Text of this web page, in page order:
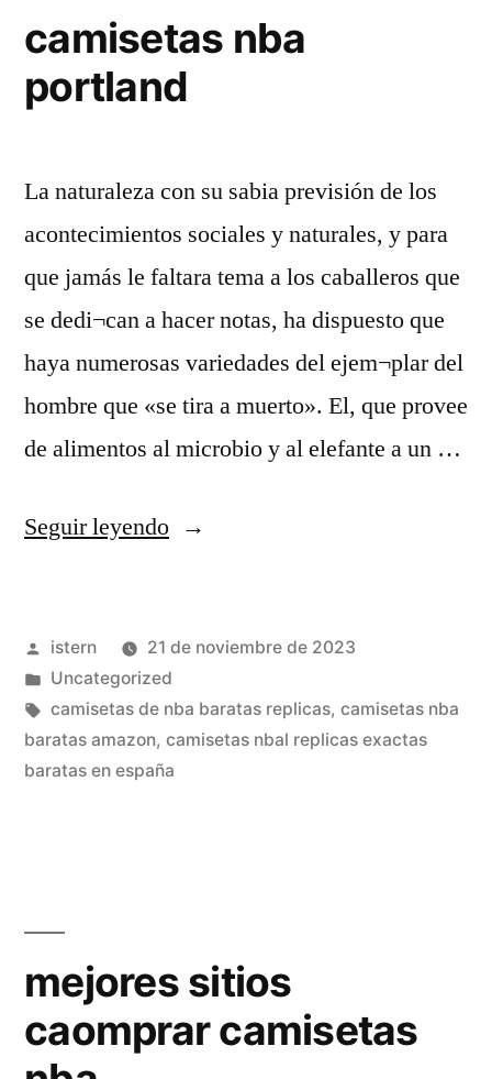
camisetas nba
portland
La naturaleza con su sabia previsión de los
acontecimientos sociales y naturales, y para
que jamás le faltara tema a los caballeros que
se dedi¬can a hacer notas, ha dispuesto que
haya numerosas variedades del ejem¬plar del
hombre que «se tira a muerto». El, que provee
de alimentos al microbio y al elefante a un …
Seguir leyendo«camisetas
Publicado
por
istern
21 de noviembre de 2023
Publicado
en
Uncategorized
Etiquetas:
camisetas de nba baratas replicas, camisetas nba
baratas amazon, camisetas nbal replicas exactas
baratas en españa
mejores sitios
caomprar camisetas